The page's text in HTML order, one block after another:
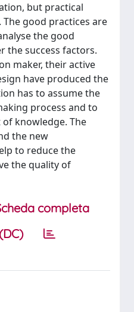
but practical
good practices are
the good
the success factors.
maker, their active
have produced the
has to assume the
process and to
knowledge. The
the new
to reduce the
the quality of
completa